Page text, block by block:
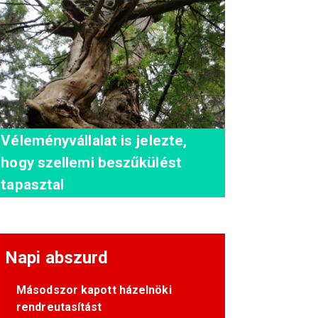
Véleményvállalat is jelezte,
hogy szellemi beszűkülést
tapasztal
Napi abszurd
Másodszor kapott házelnöki
rendreutasítást